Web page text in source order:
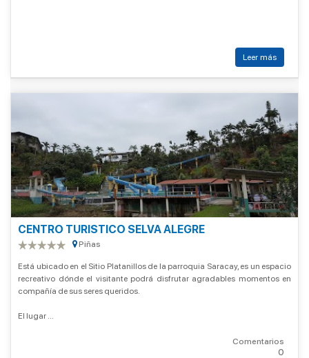
Leer más
CENTRO TURISTICO SELVA ALEGRE
Piñas
Está ubicado en el Sitio Platanillos de la parroquia Saracay, es un espacio
recreativo dónde el visitante podrá disfrutar agradables momentos en
compañía de sus seres queridos.
El lugar ...
Comentarios
0